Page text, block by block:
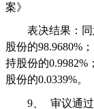
案》
表决结果：
股份的98.9680%
持股份的0.9982%
股份的0.0339%。
9、 审议通